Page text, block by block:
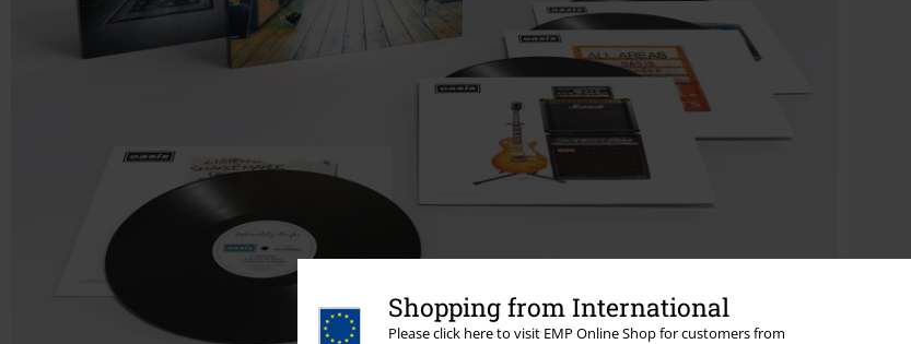
Shopping from International
Please click here to visit EMP Online Shop for customers from